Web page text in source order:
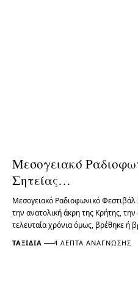
Μεσογειακό
Σητείας…
Μεσογειακό Ραδιοφωνικό
την ανατολική άκρη της Κρήτης,
τελευταία χρόνια όμως, βρέθηκε ή
ΤΑΞΊΔΙΑ 4 ΛΕΠΤΆ ΑΝΆΓΝΩΣΗΣ